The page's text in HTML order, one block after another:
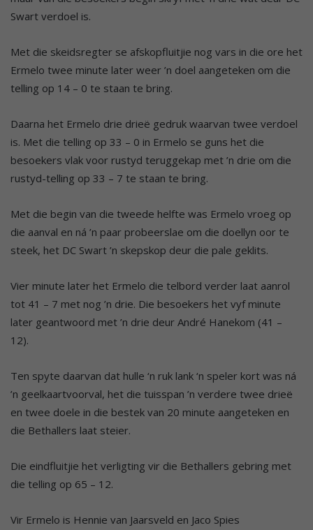
Swart verdoel is.
Met die skeidsregter se afskopfluitjie nog vars in die ore het
Ermelo twee minute later weer ’n doel aangeteken om die
telling op 14 – 0 te staan te bring.
Daarna het Ermelo drie drieë gedruk waarvan twee verdoel
is. Met die telling op 33 – 0 in Ermelo se guns het die
besoekers vlak voor rustyd teruggekap met ’n drie om die
rustyd-telling op 33 – 7 te staan te bring.
Met die begin van die tweede helfte was Ermelo vroeg op
die aanval en ná ’n paar probeerslae om die doellyn oor te
steek, het DC Swart ’n skepskop deur die pale geklits.
Vier minute later het Ermelo die telbord verder laat aanrol
tot 41 – 7 met nog ’n drie. Die besoekers het vyf minute
later geantwoord met ’n drie deur André Hanekom (41 –
12).
Ten spyte daarvan dat hulle ‘n ruk lank ‘n speler kort was ná
’n geelkaartvoorval, het die tuisspan ’n verdere twee drieë
en twee doele in die bestek van 20 minute aangeteken en
die Bethallers laat steier.
Die eindfluitjie het verligting vir die Bethallers gebring met
die telling op 65 – 12.
Vir Ermelo is Hennie van Jaarsveld en Jaco Spies